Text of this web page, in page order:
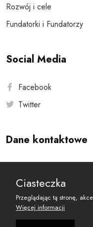
Rozwój i cele
Fundatorki i Fundatorzy
Social Media
Facebook
Twitter
Dane kontaktowe
Ciasteczka
Przeglądając tą stronę,
Więcej informacji